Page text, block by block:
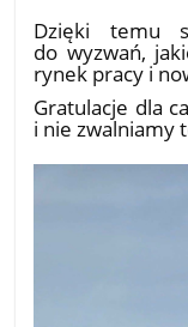
​Dzięki temu
do wyzwań,
rynek pracy i
​Gratulacje dla
i nie zwalniamy